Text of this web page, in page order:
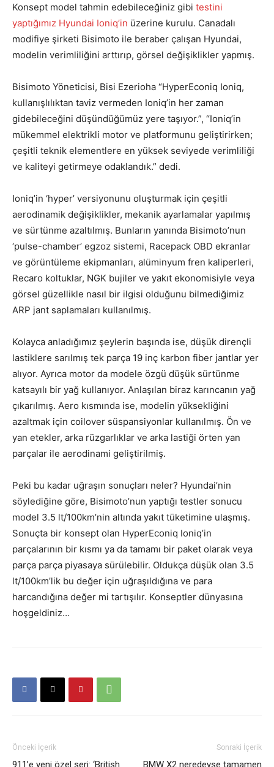
Konsept model tahmin edebileceğiniz gibi testini
yaptığımız Hyundai Ioniq’in üzerine kurulu. Canadalı
modifiye şirketi Bisimoto ile beraber çalışan Hyundai,
modelin verimliliğini arttırıp, görsel değişiklikler yapmış.
Bisimoto Yöneticisi, Bisi Ezerioha “HyperEconiq Ioniq,
kullanışlılıktan taviz vermeden Ioniq’in her zaman
gidebileceğini düşündüğümüz yere taşıyor.”, “Ioniq’in
mükemmel elektrikli motor ve platformunu geliştirirken;
çeşitli teknik elementlere en yüksek seviyede verimliliği
ve kaliteyi getirmeye odaklandık.” dedi.
Ioniq’in ‘hyper’ versiyonunu oluşturmak için çeşitli
aerodinamik değişiklikler, mekanik ayarlamalar yapılmış
ve sürtünme azaltılmış. Bunların yanında Bisimoto’nun
‘pulse-chamber’ egzoz sistemi, Racepack OBD ekranlar
ve görüntüleme ekipmanları, alüminyum fren kaliperleri,
Recaro koltuklar, NGK bujiler ve yakıt ekonomisiyle veya
görsel güzellikle nasıl bir ilgisi olduğunu bilmediğimiz
ARP jant saplamaları kullanılmış.
Kolayca anladığımız şeylerin başında ise, düşük dirençli
lastiklere sarılmış tek parça 19 inç karbon fiber jantlar yer
alıyor. Ayrıca motor da modele özgü düşük sürtünme
katsayılı bir yağ kullanıyor. Anlaşılan biraz karıncanın yağ
çıkarılmış. Aero kısmında ise, modelin yüksekliğini
azaltmak için coilover süspansiyonlar kullanılmış. Ön ve
yan etekler, arka rüzgarlıklar ve arka lastiği örten yan
parçalar ile aerodinami geliştirilmiş.
Peki bu kadar uğraşın sonuçları neler? Hyundai’nin
söylediğine göre, Bisimoto’nun yaptığı testler sonucu
model 3.5 lt/100km’nin altında yakıt tüketimine ulaşmış.
Sonuçta bir konsept olan HyperEconiq Ioniq’in
parçalarının bir kısmı ya da tamamı bir paket olarak veya
parça parça piyasaya sürülebilir. Oldukça düşük olan 3.5
lt/100km’lik bu değer için uğraşıldığına ve para
harcandığına değer mi tartışılır. Konseptler dünyasına
hoşgeldiniz…
Önceki İçerik
911’e yeni özel seri: ‘British
Sonraki İçerik
BMW X2 neredeyse tamamen